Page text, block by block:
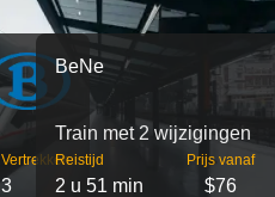
Vertrekken
3
BeNe
Train met 2 wijzigingen
Reistijd
2 u 51 min
Prijs vanaf
$76